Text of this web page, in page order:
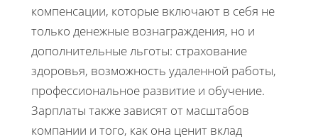
компенсации, которые включают в себя не
только денежные вознаграждения, но и
дополнительные льготы: страхование
здоровья, возможность удаленной работы,
профессиональное развитие и обучение.
Зарплаты также зависят от масштабов
компании и того, как она ценит вклад